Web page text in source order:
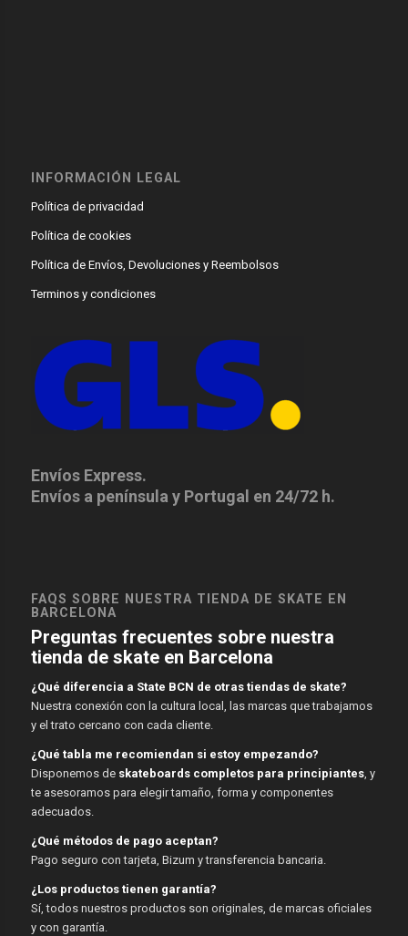
INFORMACIÓN LEGAL
Política de privacidad
Política de cookies
Política de Envíos, Devoluciones y Reembolsos
Terminos y condiciones
Envíos Express.
Envíos a península y Portugal en 24/72 h.
FAQS SOBRE NUESTRA TIENDA DE SKATE EN
BARCELONA
Preguntas frecuentes sobre nuestra
tienda de skate en Barcelona
¿Qué diferencia a State BCN de otras tiendas de skate?
Nuestra conexión con la cultura local, las marcas que trabajamos
y el trato cercano con cada cliente.
¿Qué tabla me recomiendan si estoy empezando?
Disponemos de skateboards completos para principiantes, y
te asesoramos para elegir tamaño, forma y componentes
adecuados.
¿Qué métodos de pago aceptan?
Pago seguro con tarjeta, Bizum y transferencia bancaria.
¿Los productos tienen garantía?
Sí, todos nuestros productos son originales, de marcas oficiales
y con garantía.